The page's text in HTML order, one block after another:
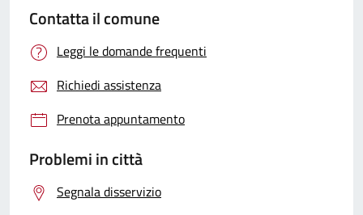
Contatta il comune
Leggi le domande frequenti
Richiedi assistenza
Prenota appuntamento
Problemi in città
Segnala disservizio